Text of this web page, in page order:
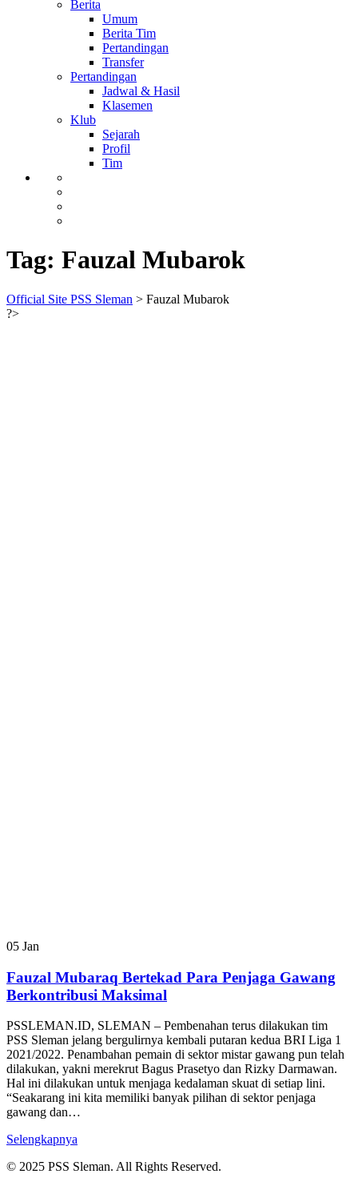
Berita
Umum
Berita Tim
Pertandingan
Transfer
Pertandingan
Jadwal & Hasil
Klasemen
Klub
Sejarah
Profil
Tim
Tag: Fauzal Mubarok
Official Site PSS Sleman > Fauzal Mubarok
?>
05 Jan
Fauzal Mubaraq Bertekad Para Penjaga Gawang
Berkontribusi Maksimal
PSSLEMAN.ID, SLEMAN – Pembenahan terus dilakukan tim
PSS Sleman jelang bergulirnya kembali putaran kedua BRI Liga 1
2021/2022. Penambahan pemain di sektor mistar gawang pun telah
dilakukan, yakni merekrut Bagus Prasetyo dan Rizky Darmawan.
Hal ini dilakukan untuk menjaga kedalaman skuat di setiap lini.
“Seakarang ini kita memiliki banyak pilihan di sektor penjaga
gawang dan…
Selengkapnya
© 2025 PSS Sleman. All Rights Reserved.